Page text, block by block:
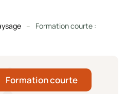
Formation courte :
Formation courte